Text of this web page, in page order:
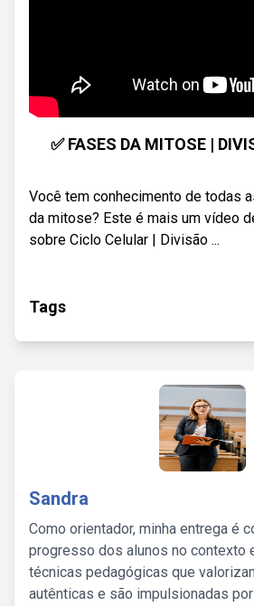
✅ FASES DA MITOSE |
Você tem conhecimento de todas
da mitose? Este é mais um vídeo
sobre Ciclo Celular | Divisão ...
Tags
Sandra
Como orientador, minha entrega é
progresso dos alunos no contexto
técnicas pedagógicas que
autênticas e são impulsionadas